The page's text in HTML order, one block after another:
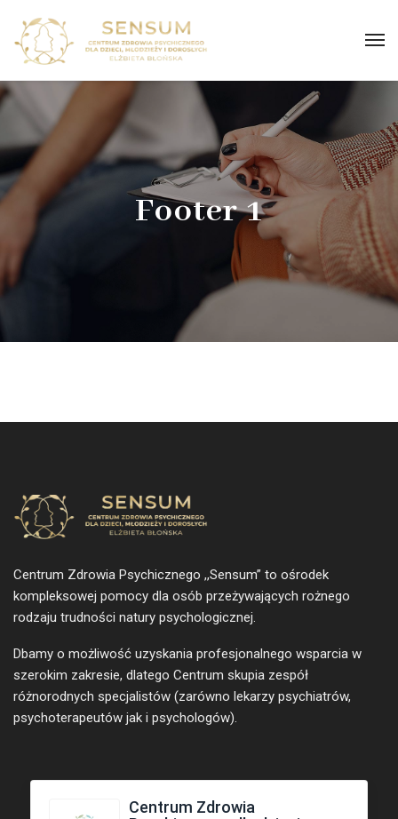
Footer 1
Centrum Zdrowia Psychicznego ,,Sensum” to ośrodek
kompleksowej pomocy dla osób przeżywających rożnego
rodzaju trudności natury psychologicznej.
Dbamy o możliwość uzyskania profesjonalnego wsparcia w
szerokim zakresie, dlatego Centrum skupia zespół
różnorodnych specjalistów (zarówno lekarzy psychiatrów,
psychoterapeutów jak i psychologów).